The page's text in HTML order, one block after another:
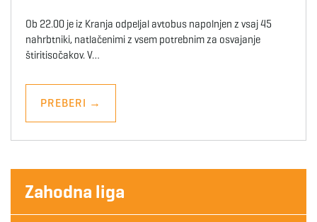
Ob 22.00 je iz Kranja odpeljal avtobus napolnjen z vsaj 45
nahrbtniki, natlačenimi z vsem potrebnim za osvajanje
štiritisočakov. V…
PREBERI →
Zahodna liga